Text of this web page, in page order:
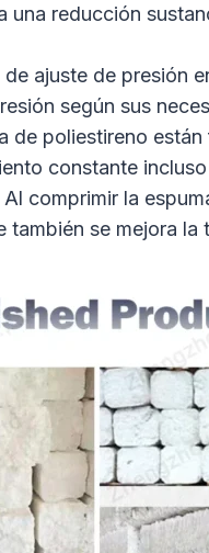
reducción
ajuste de presión
según sus
de poliestireno
constante
Al comprimir la
se mejora